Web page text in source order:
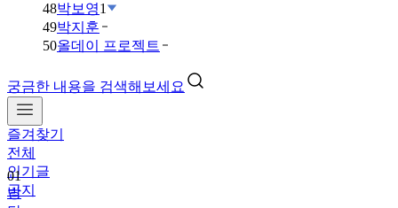
48박보영1
49박지훈
50올데이 프로젝트
궁금한 내용을 검색해보세요
즐겨찾기
전체
인기글
공지
01
방
탄
소